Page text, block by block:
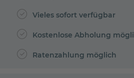
Vieles sofort verfügbar
Kostenlose Abholung
Ratenzahlung möglich